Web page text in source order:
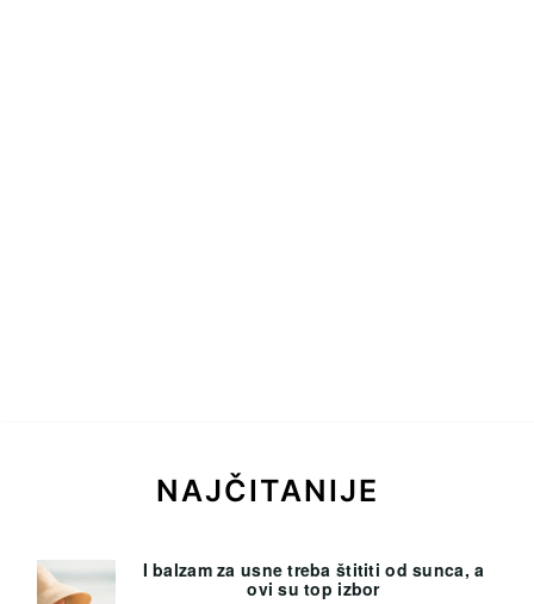
NAJČITANIJE
I balzam za usne treba štititi od sunca, a
ovi su top izbor